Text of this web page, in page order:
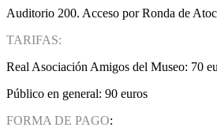
Auditorio 200. Acceso por Ronda de
TARIFAS:
Real Asociación Amigos del Museo: 70
Público en general: 90 euros
FORMA DE PAGO: